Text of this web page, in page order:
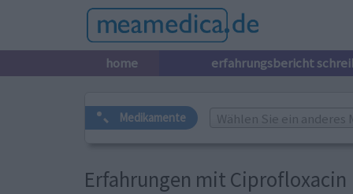
home erfahrungsbericht
Medikamente Wählen Sie ein anderes
Erfahrungen mit Ciprofloxacin